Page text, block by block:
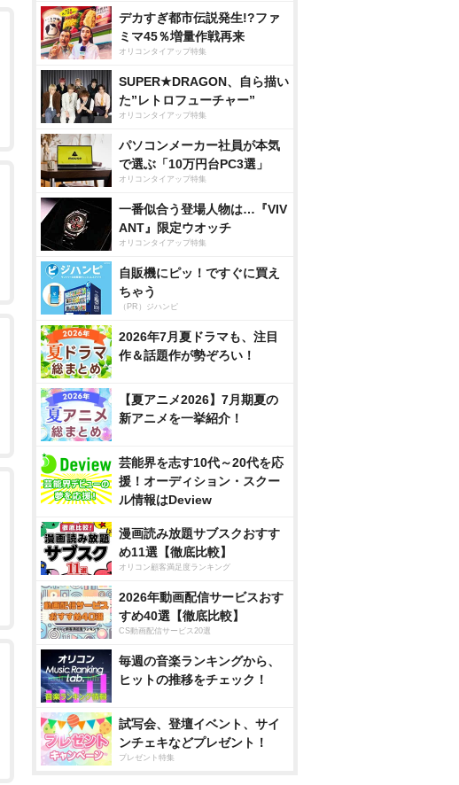
デカすぎ都市伝説発生!?ファ
ミマ45％増量作戦再来
オリコンタイアップ特集
SUPER★DRAGON、自ら描い
た”レトロフューチャー”
オリコンタイアップ特集
パソコンメーカー社員が本気
で選ぶ「10万円台PC3選」
オリコンタイアップ特集
一番似合う登場人物は…『VIV
ANT』限定ウオッチ
オリコンタイアップ特集
自販機にピッ！ですぐに買え
ちゃう
（PR）ジハンピ
2026年7月夏ドラマも、注目
作＆話題作が勢ぞろい！
【夏アニメ2026】7月期夏の
新アニメを一挙紹介！
芸能界を志す10代～20代を応
援！オーディション・スクー
ル情報はDeview
漫画読み放題サブスクおすす
め11選【徹底比較】
オリコン顧客満足度ランキング
2026年動画配信サービスおす
すめ40選【徹底比較】
CS動画配信サービス20選
毎週の音楽ランキングから、
ヒットの推移をチェック！
試写会、登壇イベント、サイ
ンチェキなどプレゼント！
プレゼント特集